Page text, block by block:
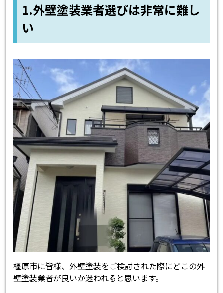
1.外壁塗装業者選びは非常に難し
い
橿原市に皆様、外壁塗装をご検討された際にどこの外
壁塗装業者が良いか迷われると思います。